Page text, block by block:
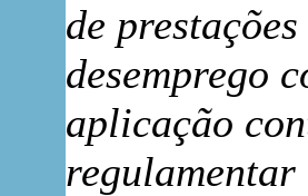
de
desemprego
aplicação
regulamentar